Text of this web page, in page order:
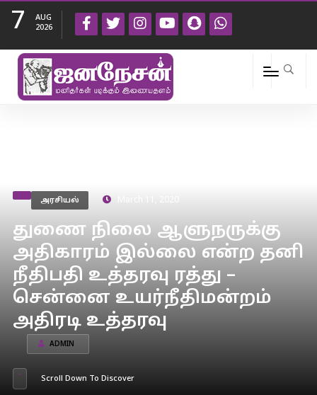
7
AUG
2026
அரசியல்
துணை நிலை ஆளுநருக்கு
அதிகாரம் இல்லை என்ற தனி
நீதிபதி உத்தரவு ரத்து –
சென்னை உயர்நீதிமன்றம்
அதிரடி உத்தரவு
ADMIN
Scroll Down To Discover